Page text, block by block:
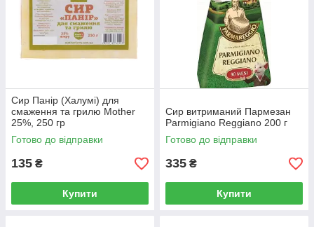
Сир Панір (Халумі) для
смаження та грилю Mother
25%, 250 гр
Готово до відправки
135 ₴
Купити
Сир витриманий Пармезан
Parmigiano Reggiano 200 г
Готово до відправки
335 ₴
Купити